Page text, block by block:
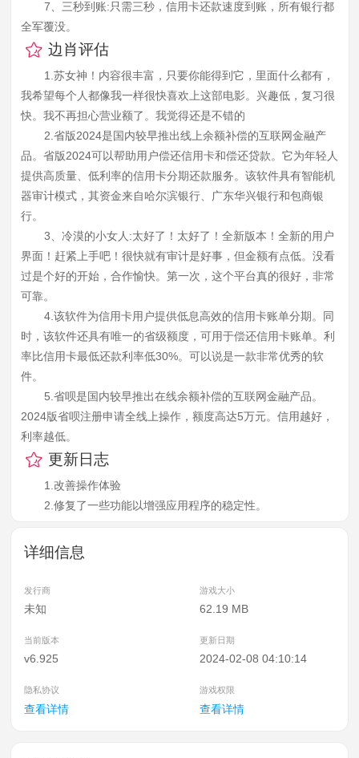
7、三秒到账:只需三秒，信用卡还款速度到账，所有银行都
全军覆没。
边肖评估
1.苏女神！内容很丰富，只要你能得到它，里面什么都有，
我希望每个人都像我一样很快喜欢上这部电影。兴趣低，复习很
快。我不再担心营业额了。我觉得还是不错的
2.省版2024是国内较早推出线上余额补偿的互联网金融产
品。省版2024可以帮助用户偿还信用卡和偿还贷款。它为年轻人
提供高质量、低利率的信用卡分期还款服务。该软件具有智能机
器审计模式，其资金来自哈尔滨银行、广东华兴银行和包商银
行。
3、冷漠的小女人:太好了！太好了！全新版本！全新的用户
界面！赶紧上手吧！很快就有审计是好事，但金额有点低。没看
过是个好的开始，合作愉快。第一次，这个平台真的很好，非常
可靠。
4.该软件为信用卡用户提供低息高效的信用卡账单分期。同
时，该软件还具有唯一的省级额度，可用于偿还信用卡账单。利
率比信用卡最低还款利率低30%。可以说是一款非常优秀的软
件。
5.省呗是国内较早推出在线余额补偿的互联网金融产品。
2024版省呗注册申请全线上操作，额度高达5万元。信用越好，
利率越低。
更新日志
1.改善操作体验
2.修复了一些功能以增强应用程序的稳定性。
详细信息
发行商 游戏大小
未知 62.19 MB
当前版本 更新日期
v6.925 2024-02-08 04:10:14
隐私协议 游戏权限
查看详情 查看详情